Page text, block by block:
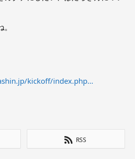
kickoff/index.php…
RSS